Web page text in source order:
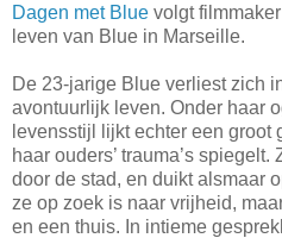
Dagen met Blue volgt
leven van Blue in Marseille.
De 23-jarige Blue verliest zich
avontuurlijk leven. Onder haar
levensstijl lijkt echter een groot
haar ouders’ trauma’s
door de stad, en duikt alsmaar
ze op zoek is naar vrijheid,
en een thuis. In intieme